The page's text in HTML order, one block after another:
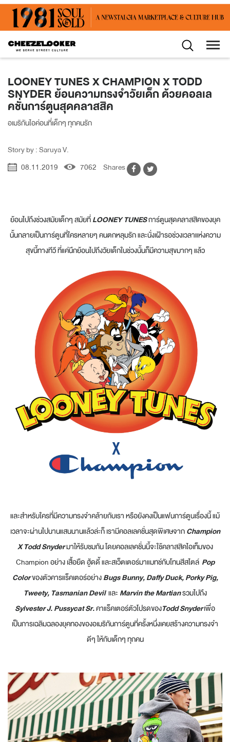
LOONEY TUNES X CHAMPION X TODD
SNYDER ย้อนความทรงจำวัยเด็ก ด้วยคอลเล
คชั่นการ์ตูนสุดคลาสสิค
อเมริกันไอค่อนที่เด็กๆ ทุกคนรัก
Story by : Saruya V.
08.11.2019
7062 Shares
ย้อนไปถึงช่วงสมัยเด็กๆ สมัยที่LOONEY TUNESการ์ตูนสุดคลาสสิคของยุค
นั้นกลายเป็นการ์ตูนที่ใครหลายๆ คนตกหลุมรัก และนั่งเฝ้ารอช่วงเวลาแห่งความ
สุขนี้ทางทีวี ที่แค่นึกย้อนไปถึงวัยเด็กในช่วงนั้นก็มีความสุขมากๆ แล้ว
และสำหรับใครที่มีความทรงจำคล้ายกับเรา หรือยังคงเป็นแฟนการ์ตูนเรื่องนี้ แม้
เวลาจะผ่านไปนานแสนนานแล้วล่ะก็ เรามีคอลเลคชั่นสุดพิเศษจากChampion
X Todd Snyderมาให้รับชมกัน โดยคอลเลคชั่นนี้จะใช้คลาสสิคไอเท็มของ
Champion อย่าง เสื้อยืด ฮู้ดดี้ และสเว็ตเตอร์มาแมทช์กับโทนสีสไตล์ Pop
Colorของตัวคารแร็คเตอร์อย่างBugs Bunny, Daffy Duck, Porky Pig,
Tweety, Tasmanian Devilและ Marvin the Martianรวมไปถึง
Sylvester J. Pussycat Sr.คาแร็คเตอร์ตัวโปรดของTodd Snyderเพื่อ
เป็นการเฉลิมฉลองยุคทองของอเมริกันการ์ตูนที่ครั้งหนึ่งเคยสร้างความทรงจำ
ดีๆ ให้กับเด็กๆ ทุกคน